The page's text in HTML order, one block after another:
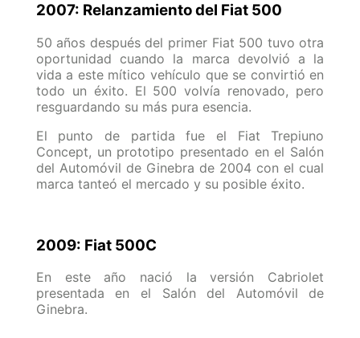
2007: Relanzamiento del Fiat 500
50 años después del primer Fiat 500 tuvo otra
oportunidad cuando la marca devolvió a la
vida a este mítico vehículo que se convirtió en
todo un éxito. El 500 volvía renovado, pero
resguardando su más pura esencia.
El punto de partida fue el Fiat Trepiuno
Concept, un prototipo presentado en el Salón
del Automóvil de Ginebra de 2004 con el cual
marca tanteó el mercado y su posible éxito.
2009: Fiat 500C
En este año nació la versión Cabriolet
presentada en el Salón del Automóvil de
Ginebra.